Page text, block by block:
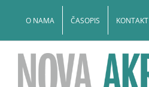
O NAMA ČASOPIS KONTAKT